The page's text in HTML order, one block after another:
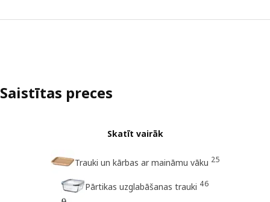
Saistītas preces
Skatīt vairāk
Trauki un kārbas ar maināmu vāku 25
Pārtikas uzglabāšanas trauki 46